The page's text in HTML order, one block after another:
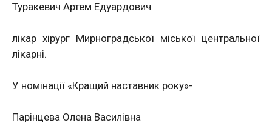
Туракевич Артем Едуардович
лікар хірург Мирноградської міської центральної
лікарні.
У номінації «Кращий наставник року»-
Парінцева Олена Василівна